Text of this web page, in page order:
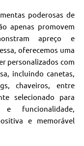
poderosas de
apenas promovem
apreço e
oferecemos uma
personalizados com
incluindo canetas,
chaveiros, entre
selecionado para
funcionalidade,
e memorável